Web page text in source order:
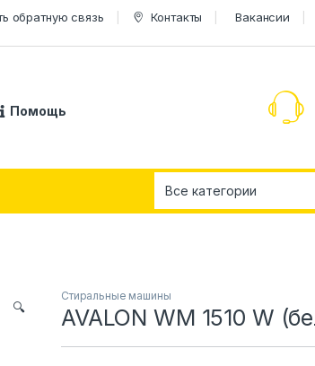
обратную связь Контакты Вакансии
Помощь
🔍
Стиральные машины
AVALON WM 1510 W